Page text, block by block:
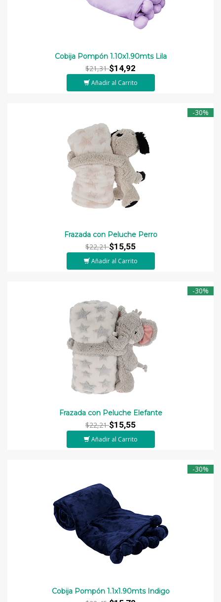
Cobija Pompón 1.10x1.90mts Lila
$21,31$14,92
Añadir al Carrito
-30%
Frazada con Peluche Perro
$22,21$15,55
Añadir al Carrito
-30%
Frazada con Peluche Elefante
$22,21$15,55
Añadir al Carrito
-30%
Cobija Pompón 1.1x1.90mts Indigo